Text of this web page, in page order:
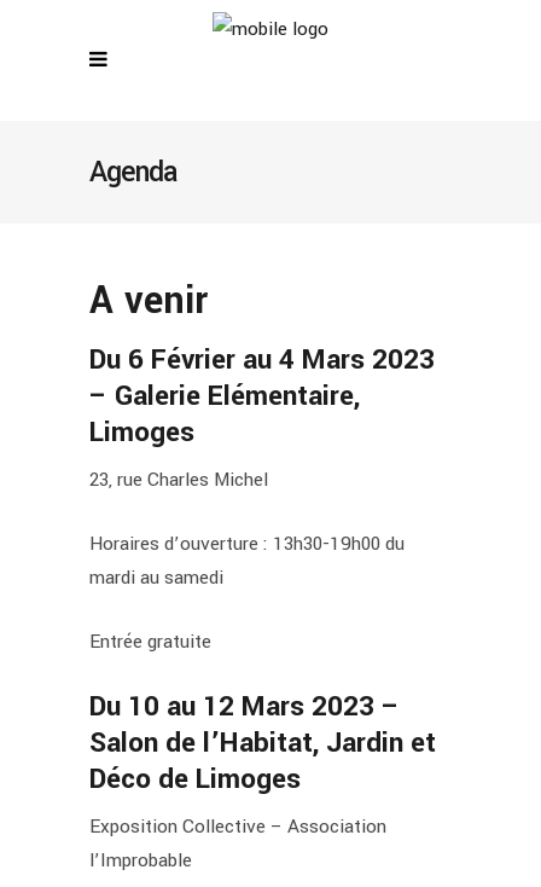
Agenda
A venir
Du 6 Février au 4 Mars 2023
– Galerie Elémentaire,
Limoges
23, rue Charles Michel
Horaires d’ouverture : 13h30-19h00 du
mardi au samedi
Entrée gratuite
Du 10 au 12 Mars 2023 –
Salon de l’Habitat, Jardin et
Déco de Limoges
Exposition Collective – Association
l’Improbable